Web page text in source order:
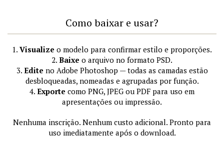
Como baixar e usar?
1. Visualize o modelo para confirmar estilo e proporções.
2. Baixe o arquivo no formato PSD.
3. Edite no Adobe Photoshop — todas as camadas estão
desbloqueadas, nomeadas e agrupadas por função.
4. Exporte como PNG, JPEG ou PDF para uso em
apresentações ou impressão.
Nenhuma inscrição. Nenhum custo adicional. Pronto para
uso imediatamente após o download.